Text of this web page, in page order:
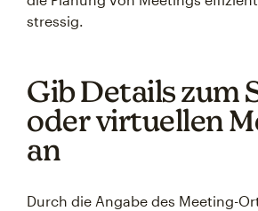
stressig.
Gib Details zum
oder virtuellen
an
Durch die Angabe des Meeting-